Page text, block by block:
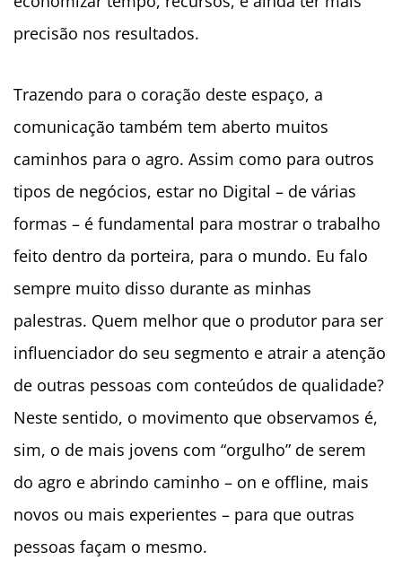
precisão nos resultados.
Trazendo para o coração deste espaço, a
comunicação também tem aberto muitos
caminhos para o agro. Assim como para outros
tipos de negócios, estar no Digital – de várias
formas – é fundamental para mostrar o trabalho
feito dentro da porteira, para o mundo. Eu falo
sempre muito disso durante as minhas
palestras. Quem melhor que o produtor para ser
influenciador do seu segmento e atrair a atenção
de outras pessoas com conteúdos de qualidade?
Neste sentido, o movimento que observamos é,
sim, o de mais jovens com “orgulho” de serem
do agro e abrindo caminho – on e offline, mais
novos ou mais experientes – para que outras
pessoas façam o mesmo.